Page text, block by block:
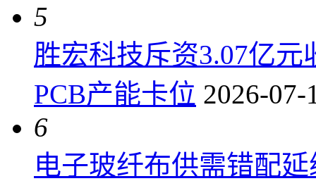
5
胜宏科技斥资3.07亿
PCB产能卡位 2026-07-
6
电子玻纤布供需错配